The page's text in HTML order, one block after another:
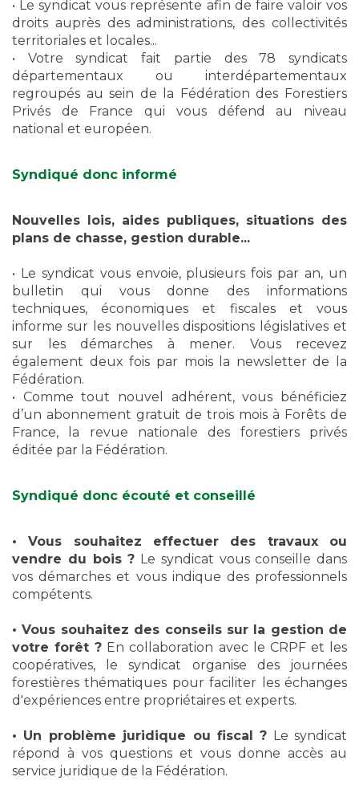
• Le syndicat vous représente afin de faire valoir vos
droits auprès des administrations, des collectivités
territoriales et locales...
• Votre syndicat fait partie des 78 syndicats
départementaux ou interdépartementaux
regroupés au sein de la Fédération des Forestiers
Privés de France qui vous défend au niveau
national et européen.
Syndiqué donc informé
Nouvelles lois, aides publiques, situations des
plans de chasse, gestion durable...
• Le syndicat vous envoie, plusieurs fois par an, un
bulletin qui vous donne des informations
techniques, économiques et fiscales et vous
informe sur les nouvelles dispositions législatives et
sur les démarches à mener. Vous recevez
également deux fois par mois la newsletter de la
Fédération.
• Comme tout nouvel adhérent, vous bénéficiez
d’un abonnement gratuit de trois mois à Forêts de
France, la revue nationale des forestiers privés
éditée par la Fédération.
Syndiqué donc écouté et conseillé
• Vous souhaitez effectuer des travaux ou
vendre du bois ? Le syndicat vous conseille dans
vos démarches et vous indique des professionnels
compétents.
• Vous souhaitez des conseils sur la gestion de
votre forêt ? En collaboration avec le CRPF et les
coopératives, le syndicat organise des journées
forestières thématiques pour faciliter les échanges
d'expériences entre propriétaires et experts.
• Un problème juridique ou fiscal ? Le syndicat
répond à vos questions et vous donne accès au
service juridique de la Fédération.